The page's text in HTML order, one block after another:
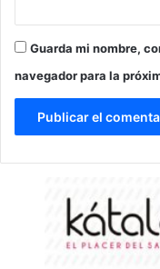
Guarda mi nombre,
navegador para la